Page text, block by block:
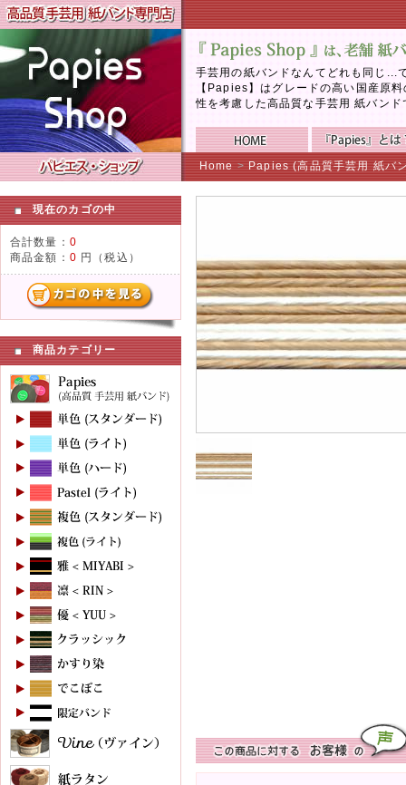
手芸用の紙バンドなんてどれも同じ...
【Papies】はグレードの高い国産原
性を考慮した高品質な手芸用 紙バン
Home >Papies (高品質手芸用 紙バ
現在のカゴの中
合計数量： 0
商品金額： 0 円（税込）
商品カテゴリー